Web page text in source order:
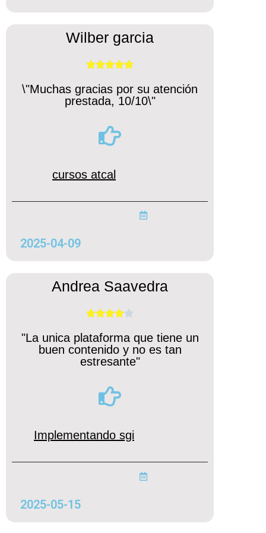
Wilber garcia

\"Muchas gracias por su atención
prestada, 10/10\"
cursos atcal
2025-04-09
Andrea Saavedra

"La unica plataforma que tiene un
buen contenido y no es tan
estresante"
Implementando sgi
2025-05-15